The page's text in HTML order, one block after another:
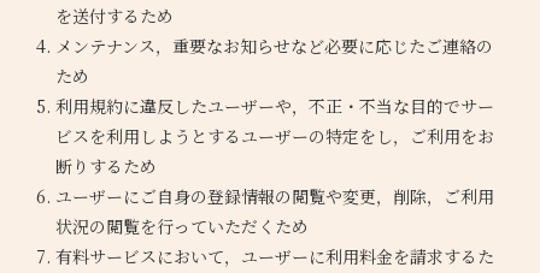
を送付するため
メンテナンス，重要なお知らせなど必要に応じたご連絡の
ため
利用規約に違反したユーザーや，不正・不当な目的でサー
ビスを利用しようとするユーザーの特定をし，ご利用をお
断りするため
ユーザーにご自身の登録情報の閲覧や変更，削除，ご利用
状況の閲覧を行っていただくため
有料サービスにおいて，ユーザーに利用料金を請求するた